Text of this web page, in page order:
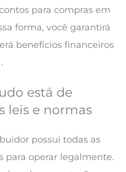
para compras em
forma, você garantirá
benefícios financeiros
está de
leis e normas
possui todas as
para operar legalmente.